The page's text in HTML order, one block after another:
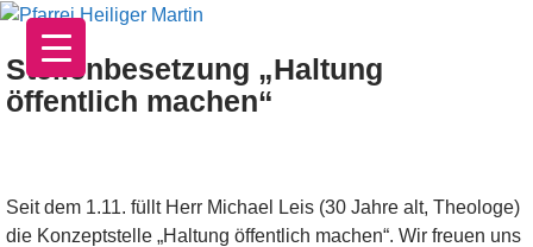
Zum
Inhalt
springen
Stellenbesetzung „Haltung
öffentlich machen“
Seit dem 1.11. füllt Herr Michael Leis (30 Jahre alt, Theologe)
die Konzeptstelle „Haltung öffentlich machen“. Wir freuen uns